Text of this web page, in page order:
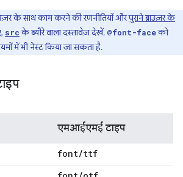
के साथ काम करने की रणनीतियों औरपुराने ब्राउज़र के
srcके ब्यौरे वाला दस्तावेज़ देखें. @font-faceको
में भी नेस्ट किया जा सकता है.
एमआईएमई टाइप
font/ttf